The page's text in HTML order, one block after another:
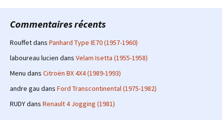
Commentaires récents
Rouffetdans Panhard Type IE70 (1957-1960)
laboureau lucien dans Velam Isetta (1955-1958)
Menu dans Citroën BX 4X4 (1989-1993)
andre gau dans Ford Transcontinental (1975-1982)
RUDYdans Renault 4 Jogging (1981)